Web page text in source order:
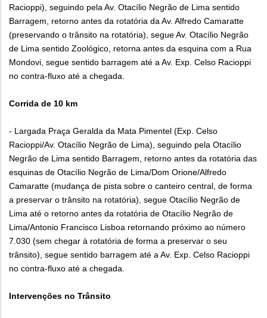
Racioppi), seguindo pela Av. Otacílio Negrão de Lima sentido
Barragem, retorno antes da rotatória da Av. Alfredo Camaratte
(preservando o trânsito na rotatória), segue Av. Otacílio Negrão
de Lima sentido Zoológico, retorna antes da esquina com a Rua
Mondovi, segue sentido barragem até a Av. Exp. Celso Racioppi
no contra-fluxo até a chegada.
Corrida de 10 km
- Largada Praça Geralda da Mata Pimentel (Exp. Celso
Racioppi/Av. Otacílio Negrão de Lima), seguindo pela Otacílio
Negrão de Lima sentido Barragem, retorno antes da rotatória das
esquinas de Otacílio Negrão de Lima/Dom Orione/Alfredo
Camaratte (mudança de pista sobre o canteiro central, de forma
a preservar o trânsito na rotatória), segue Otacílio Negrão de
Lima até o retorno antes da rotatória de Otacílio Negrão de
Lima/Antonio Francisco Lisboa retornando próximo ao número
7.030 (sem chegar à rotatória de forma a preservar o seu
trânsito), segue sentido barragem até a Av. Exp. Celso Racioppi
no contra-fluxo até a chegada.
Intervenções no Trânsito